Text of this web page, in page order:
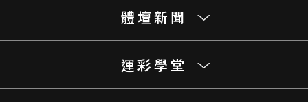
體壇新聞
運彩學堂